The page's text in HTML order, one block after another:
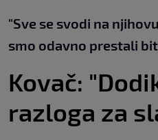
"Sve se svodi na
smo odavno prestali
Kovač:
razloga za